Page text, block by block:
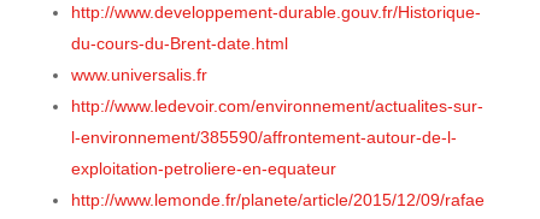
http://www.developpement-durable.gouv.fr/Historique-
du-cours-du-Brent-date.html
www.universalis.fr
http://www.ledevoir.com/environnement/actualites-sur-
l-environnement/385590/affrontement-autour-de-l-
exploitation-petroliere-en-equateur
http://www.lemonde.fr/planete/article/2015/12/09/rafae